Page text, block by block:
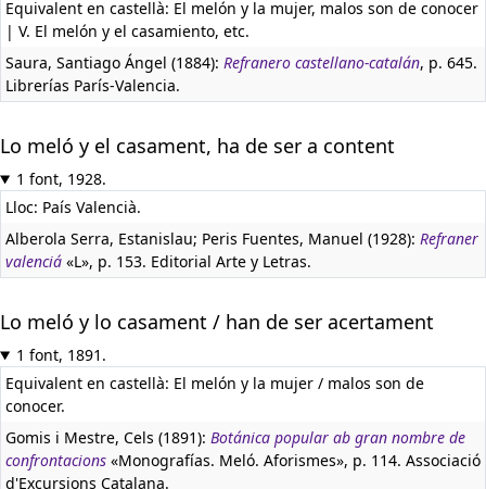
Equivalent en castellà: El melón y la mujer, malos son de conocer
| V. El melón y el casamiento, etc.
Saura, Santiago Ángel (1884): Refranero castellano-catalán, p. 645.
Librerías París-Valencia.
Lo meló y el casament, ha de ser a content
1 font, 1928.
Lloc: País Valencià.
Alberola Serra, Estanislau; Peris Fuentes, Manuel (1928): Refraner
valenciá «L», p. 153. Editorial Arte y Letras.
Lo meló y lo casament / han de ser acertament
1 font, 1891.
Equivalent en castellà: El melón y la mujer / malos son de
conocer.
Gomis i Mestre, Cels (1891): Botánica popular ab gran nombre de
confrontacions «Monografías. Meló. Aforismes», p. 114. Associació
d'Excursions Catalana.